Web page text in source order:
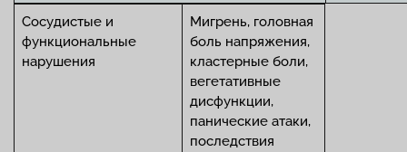
Сосудистые и
функциональные
нарушения
Мигрень, головная
боль напряжения,
кластерные боли,
вегетативные
дисфункции,
панические атаки,
последствия